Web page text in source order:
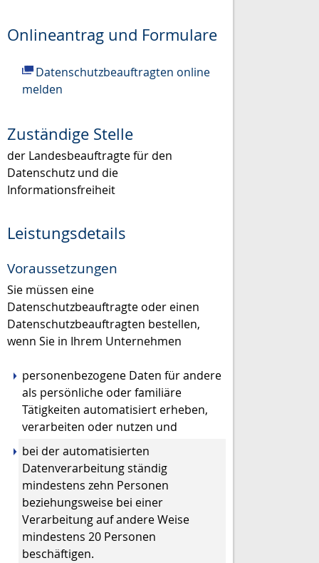
Onlineantrag und Formulare
Datenschutzbeauftragten online
melden
Zuständige Stelle
der Landesbeauftragte für den
Datenschutz und die
Informationsfreiheit
Leistungsdetails
Voraussetzungen
Sie müssen eine
Datenschutzbeauftragte oder einen
Datenschutzbeauftragten bestellen,
wenn Sie in Ihrem Unternehmen
personenbezogene Daten für andere
als persönliche oder familiäre
Tätigkeiten automatisiert erheben,
verarbeiten oder nutzen und
bei der automatisierten
Datenverarbeitung ständig
mindestens zehn Personen
beziehungsweise bei einer
Verarbeitung auf andere Weise
mindestens 20 Personen
beschäftigen.